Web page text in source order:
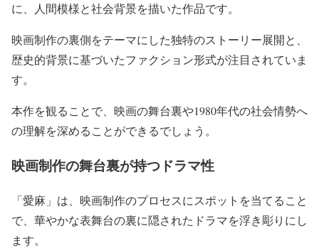
に、人間模様と社会背景を描いた作品です。
映画制作の裏側をテーマにした独特のストーリー展開と、
歴史的背景に基づいたファクション形式が注目されていま
す。
本作を観ることで、映画の舞台裏や1980年代の社会情勢へ
の理解を深めることができるでしょう。
映画制作の舞台裏が持つドラマ性
「愛麻」は、映画制作のプロセスにスポットを当てること
で、華やかな表舞台の裏に隠されたドラマを浮き彫りにし
ます。